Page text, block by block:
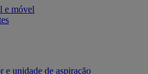
e móvel
e unidade de aspiração